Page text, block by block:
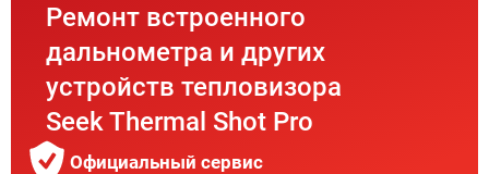
Ремонт встроенного
дальнометра и других
устройств тепловизора
Seek Thermal Shot Pro
Официальный сервис